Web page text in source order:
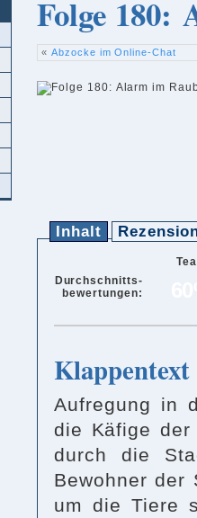
Folge 180:
« Abzocke im Online-Chat
Inhalt
Durchschnitts-
bewertungen:
Klappentext
Aufregung in
die Käfige
durch die
Bewohner
um die Tiere